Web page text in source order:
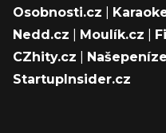
Osobnosti.cz
Nedd.cz
Moulík.cz
CZhity.cz
StartupInsider.cz